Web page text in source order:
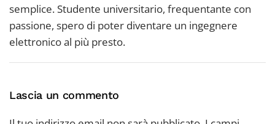
semplice. Studente universitario, frequentante con
passione, spero di poter diventare un ingegnere
elettronico al più presto.
Lascia un commento